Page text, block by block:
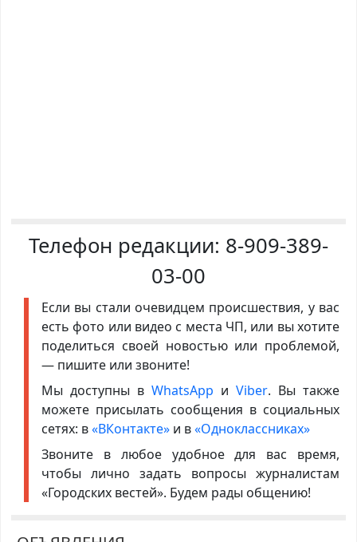
Телефон редакции: 8-909-389-
03-00
Если вы стали очевидцем происшествия, у вас
есть фото или видео с места ЧП, или вы хотите
поделиться своей новостью или проблемой,
— пишите или звоните!
Мы доступны в WhatsApp иViber. Вы также
можете присылать сообщения в социальных
сетях: в«ВКонтакте»и в«Одноклассниках»
Звоните в любое удобное для вас время,
чтобы лично задать вопросы журналистам
«Городских вестей». Будем рады общению!